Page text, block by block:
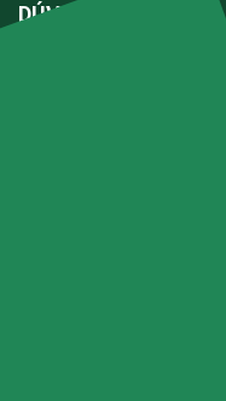
DÚVIDAS?
Rua
Paulo - SP - CEP:
Estrada
- Santa Isabel - SP -